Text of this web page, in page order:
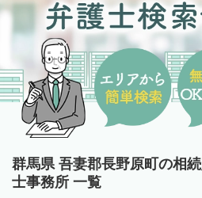
群馬県 吾妻郡長野原町の相
士事務所 一覧